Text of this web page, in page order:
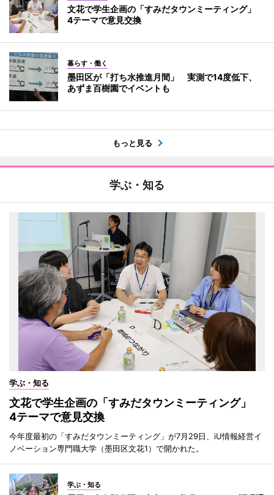
文花で学生企画の「すみだタウンミーティング」
4テーマで意見交換
暮らす・働く
墨田区が「打ち水推進月間」 実測で14度低下、
あずま百樹園でイベントも
もっと見る
学ぶ・知る
学ぶ・知る
文花で学生企画の「すみだタウンミーティング」
4テーマで意見交換
今年度最初の「すみだタウンミーティング」が7月29日、iU情報経営イ
ノベーション専門職大学（墨田区文花1）で開かれた。
学ぶ・知る